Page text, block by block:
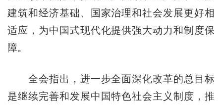
建筑和经济基础、国家治理和社会发展更好相
适应，为中国式现代化提供强大动力和制度保
障。
全会指出，进一步全面深化改革的总目标
是继续完善和发展中国特色社会主义制度，推